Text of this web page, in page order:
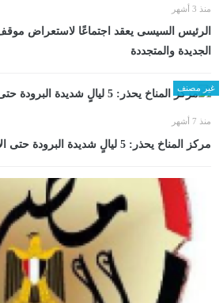
منذ 3 أشهر
الرئيس السيسى يعقد اجتماعًا لاستعراض
الجديدة والمتجددة
غير مصنف
منذ 7 أشهر
مركز المناخ يحذر: 5 ليالٍ شديدة البرودة حتى الأربعاء المقبل